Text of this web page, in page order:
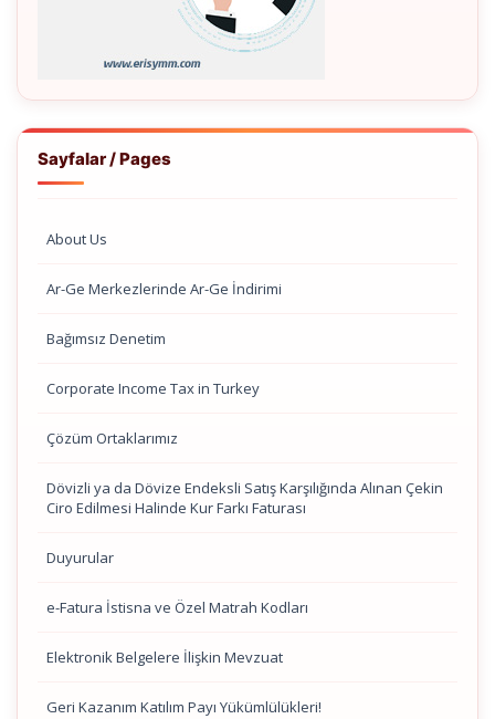
Sayfalar / Pages
About Us
Ar-Ge Merkezlerinde Ar-Ge İndirimi
Bağımsız Denetim
Corporate Income Tax in Turkey
Çözüm Ortaklarımız
Dövizli ya da Dövize Endeksli Satış Karşılığında Alınan Çekin
Ciro Edilmesi Halinde Kur Farkı Faturası
Duyurular
e-Fatura İstisna ve Özel Matrah Kodları
Elektronik Belgelere İlişkin Mevzuat
Geri Kazanım Katılım Payı Yükümlülükleri!